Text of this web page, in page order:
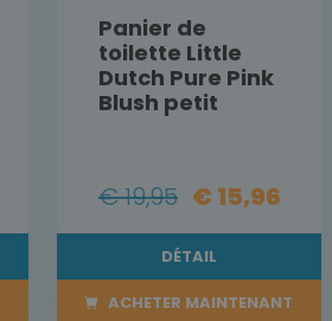
Panier de
toilette Little
Dutch Pure Pink
Blush petit
€ 19,95 € 15,96
DÉTAIL
ACHETER MAINTENANT